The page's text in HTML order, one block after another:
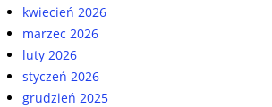
kwiecień 2026
marzec 2026
luty 2026
styczeń 2026
grudzień 2025